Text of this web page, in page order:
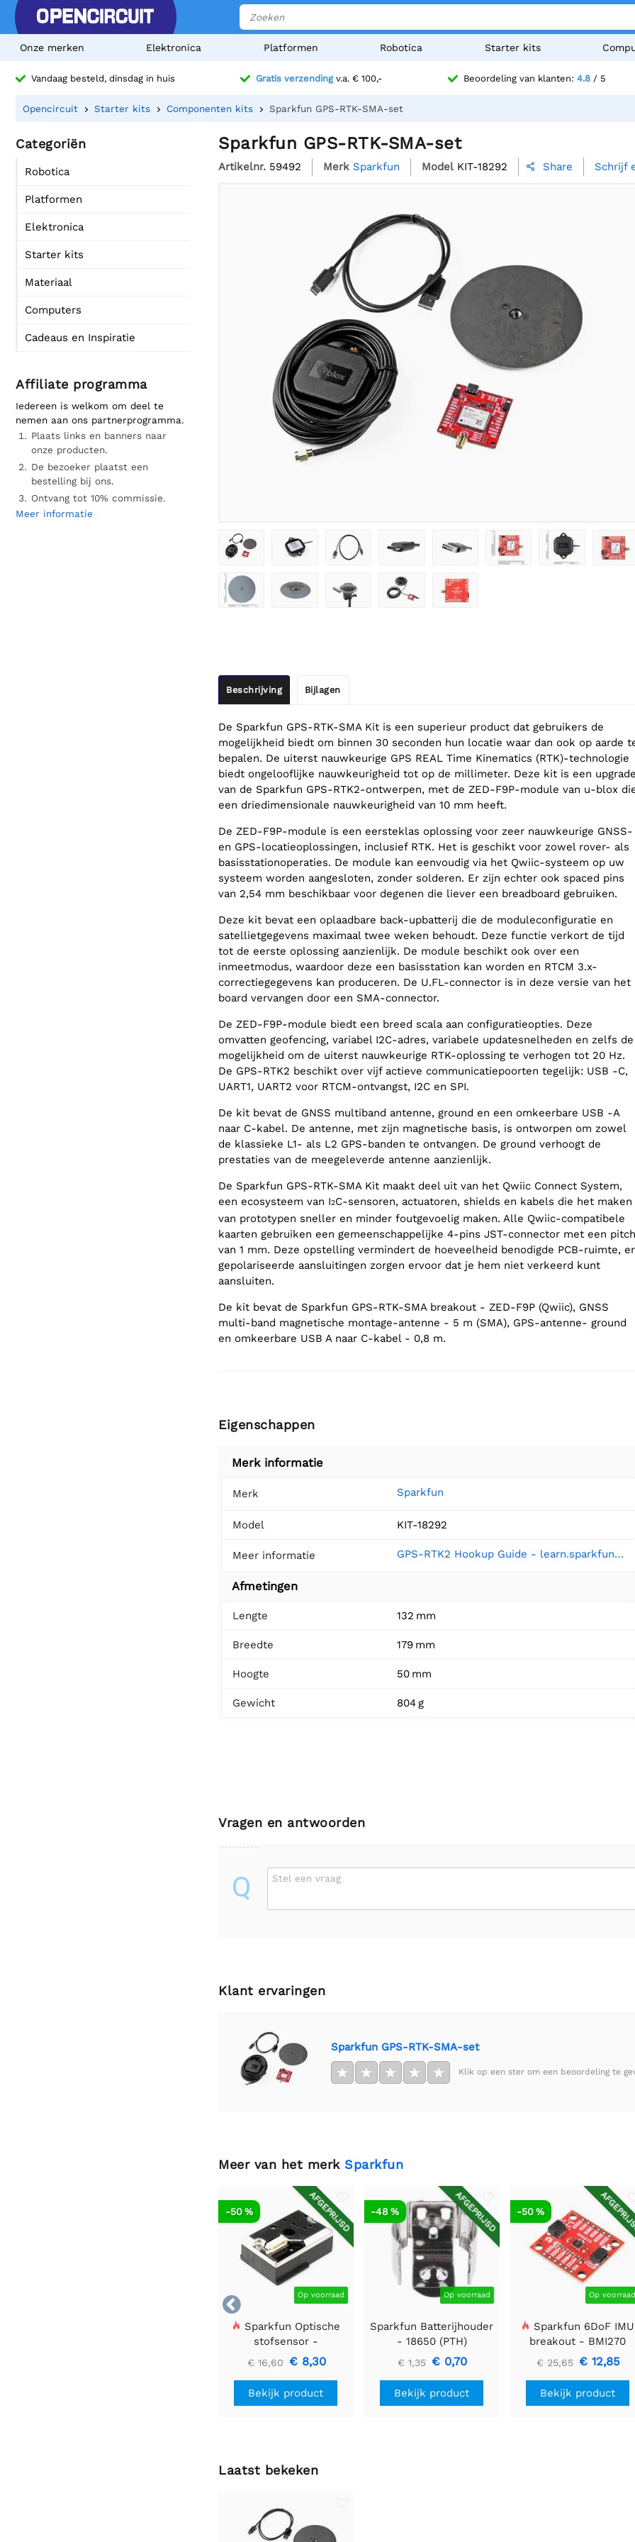
Onze merken Elektronica Platformen Robotica Starter kits
Vandaag besteld, dinsdag in huis Gratis verzendingv.a. € 100,- Beoordeling van klanten: 4.8 / 5
Opencircuit Starter kits Componenten kits Sparkfun GPS-RTK-SMA-set
Categoriën
Robotica
Platformen
Elektronica
Starter kits
Materiaal
Computers
Cadeaus en Inspiratie
Affiliate programma
Iedereen is welkom om deel te
nemen aan ons partnerprogramma.
Plaats links en banners naar
onze producten.
De bezoeker plaatst een
bestelling bij ons.
Ontvang tot 10% commissie.
Meer informatie
Sparkfun GPS-RTK-SMA-set
Artikelnr. 59492 Merk Sparkfun Model KIT-18292  Share Schrijf
Beschrijving Bijlagen
De Sparkfun GPS-RTK-SMA Kit is een superieur product dat gebruikers de
mogelijkheid biedt om binnen 30 seconden hun locatie waar dan ook op aarde
bepalen. De uiterst nauwkeurige GPS REAL Time Kinematics (RTK)-technologie
biedt ongelooflijke nauwkeurigheid tot op de millimeter. Deze kit is een upgrade
van de Sparkfun GPS-RTK2-ontwerpen, met de ZED-F9P-module van u-blox
een driedimensionale nauwkeurigheid van 10 mm heeft.
De ZED-F9P-module is een eersteklas oplossing voor zeer nauwkeurige GNSS-
en GPS-locatieoplossingen, inclusief RTK. Het is geschikt voor zowel rover- als
basisstationoperaties. De module kan eenvoudig via het Qwiic-systeem op uw
systeem worden aangesloten, zonder solderen. Er zijn echter ook spaced pins
van 2,54 mm beschikbaar voor degenen die liever een breadboard gebruiken.
Deze kit bevat een oplaadbare back-upbatterij die de moduleconfiguratie en
satellietgegevens maximaal twee weken behoudt. Deze functie verkort de tijd
tot de eerste oplossing aanzienlijk. De module beschikt ook over een
inmeetmodus, waardoor deze een basisstation kan worden en RTCM 3.x-
correctiegegevens kan produceren. De U.FL-connector is in deze versie van het
board vervangen door een SMA-connector.
De ZED-F9P-module biedt een breed scala aan configuratieopties. Deze
omvatten geofencing, variabel I2C-adres, variabele updatesnelheden en zelfs de
mogelijkheid om de uiterst nauwkeurige RTK-oplossing te verhogen tot 20 Hz.
De GPS-RTK2 beschikt over vijf actieve communicatiepoorten tegelijk: USB -C,
UART1, UART2 voor RTCM-ontvangst, I2C en SPI.
De kit bevat de GNSS multiband antenne, ground en een omkeerbare USB -A
naar C-kabel. De antenne, met zijn magnetische basis, is ontworpen om zowel
de klassieke L1- als L2 GPS-banden te ontvangen. De ground verhoogt de
prestaties van de meegeleverde antenne aanzienlijk.
De Sparkfun GPS-RTK-SMA Kit maakt deel uit van het Qwiic Connect System,
een ecosysteem van I2C-sensoren, actuatoren, shields en kabels die het maken
van prototypen sneller en minder foutgevoelig maken. Alle Qwiic-compatibele
kaarten gebruiken een gemeenschappelijke 4-pins JST-connector met een pitch
van 1 mm. Deze opstelling vermindert de hoeveelheid benodigde PCB-ruimte,
gepolariseerde aansluitingen zorgen ervoor dat je hem niet verkeerd kunt
aansluiten.
De kit bevat de Sparkfun GPS-RTK-SMA breakout - ZED-F9P (Qwiic), GNSS
multi-band magnetische montage-antenne - 5 m (SMA), GPS-antenne- ground
en omkeerbare USB A naar C-kabel - 0,8 m.
Eigenschappen
Merk informatie
Merk Sparkfun
Model KIT-18292
Meer informatie GPS-RTK2 Hookup Guide - learn.sparkfun.com
Afmetingen
Lengte 132 mm
Breedte 179 mm
Hoogte 50 mm
Gewicht 804 g
Vragen en antwoorden
Q Stel een vraag
Klant ervaringen
Sparkfun GPS-RTK-SMA-set
★ ★ ★ ★ ★ Klik op een ster om een beoordeling te
Meer van het merk Sparkfun

AFGEPRIJSD
Op voorraad
-50 %
Sparkfun Optische
stofsensor -
GP2Y1010AU0F
€ 16,60 € 8,30
Bekijk product
AFGEPRIJSD
Op voorraad
-48 %
Sparkfun Batterijhouder
- 18650 (PTH)
€ 1,35 € 0,70
Bekijk product
Op voorraad
-50 %
Sparkfun 6DoF IMU
breakout - BMI270
(Qwiic)
€ 25,65 € 12,85
Bekijk product
Laatst bekeken